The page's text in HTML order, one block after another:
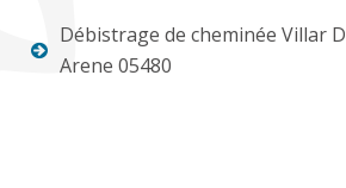
Débistrage de cheminée Villar D
Arene 05480